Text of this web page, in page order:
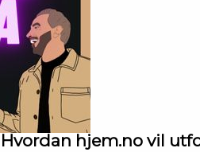
hjem.no vil